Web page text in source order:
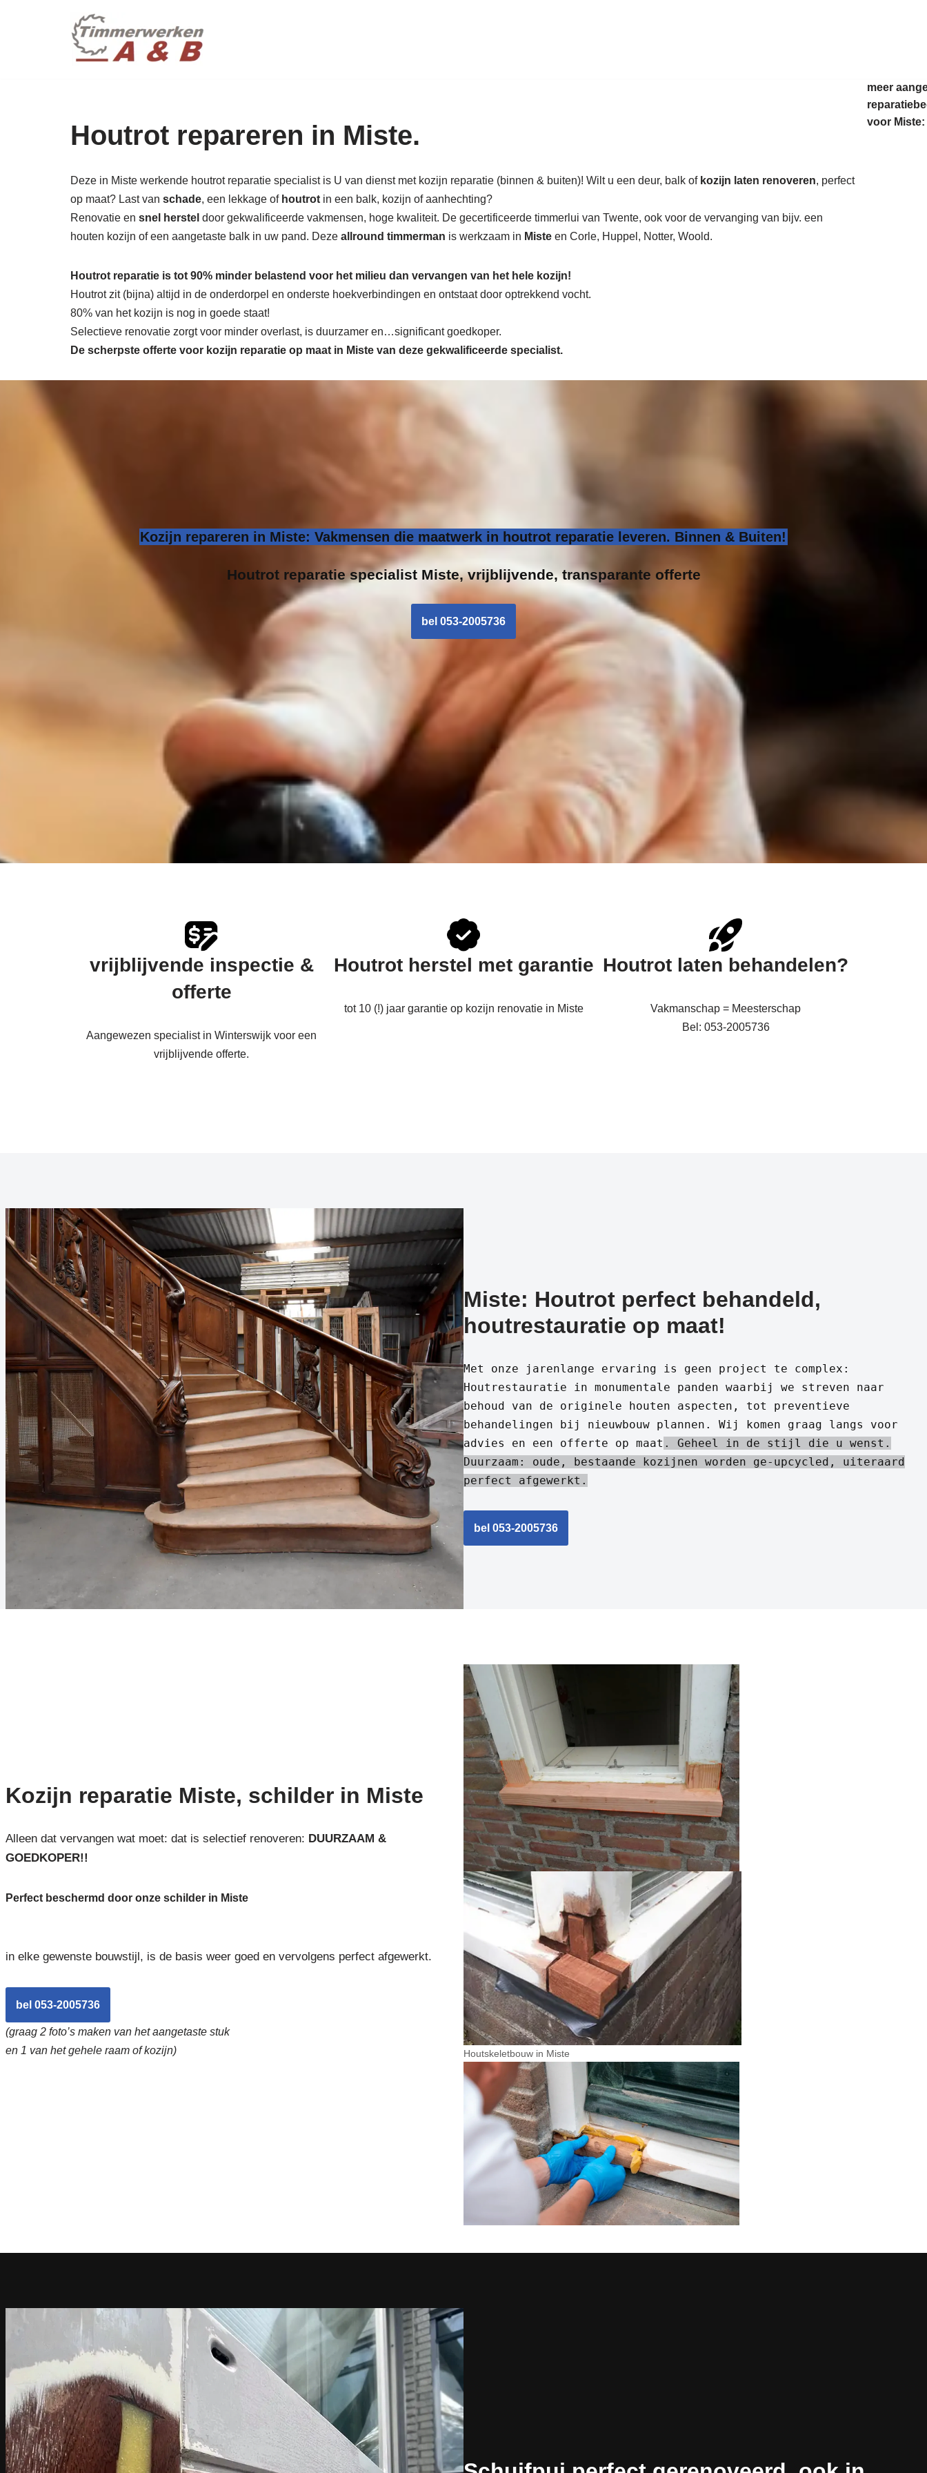
Houtrot repareren in Miste.
Deze in Miste werkende houtrot reparatie specialist is U van dienst met kozijn reparatie (binnen & buiten)! Wilt u een deur, balk of kozijn laten renoveren, perfect
op maat? Last van schade, een lekkage of houtrot in een balk, kozijn of aanhechting?
Renovatie en snel herstel door gekwalificeerde vakmensen, hoge kwaliteit. De gecertificeerde timmerlui van Twente, ook voor de vervanging van bijv. een
houten kozijn of een aangetaste balk in uw pand. Deze allround timmerman is werkzaam in Miste en Corle, Huppel, Notter, Woold.
Houtrot reparatie is tot 90% minder belastend voor het milieu dan vervangen van het hele kozijn!
Houtrot zit (bijna) altijd in de onderdorpel en onderste hoekverbindingen en ontstaat door optrekkend vocht.
80% van het kozijn is nog in goede staat!
Selectieve renovatie zorgt voor minder overlast, is duurzamer en…significant goedkoper.
De scherpste offerte voor kozijn reparatie op maat in Miste van deze gekwalificeerde specialist.
Kozijn repareren in Miste: Vakmensen die maatwerk in houtrot reparatie leveren. Binnen & Buiten!
Houtrot reparatie specialistMiste, vrijblijvende, transparante offerte
bel 053-2005736
vrijblijvende inspectie &
offerte
Aangewezen specialist in Winterswijk voor een
vrijblijvende offerte.
Houtrot herstel met garantie
tot 10 (!) jaar garantie op kozijn renovatie in Miste
Houtrot laten behandelen?
Vakmanschap = Meesterschap
Bel: 053-2005736
Miste: Houtrot perfect behandeld,
houtrestauratie op maat!
Met onze jarenlange ervaring is geen project te complex:
Houtrestauratie in monumentale panden waarbij we streven naar
behoud van de originele houten aspecten, tot preventieve
behandelingen bij nieuwbouw plannen. Wij komen graag langs voor
advies en een offerte op maat . Geheel in de stijl die u wenst.
Duurzaam: oude, bestaande kozijnen worden ge-upcycled, uiteraard
perfect afgewerkt.
bel 053-2005736
Kozijn reparatie Miste, schilder in Miste
Alleen dat vervangen wat moet: dat is selectief renoveren: DUURZAAM &
GOEDKOPER!!
Perfect beschermd door onze schilder in Miste
in elke gewenste bouwstijl, is de basis weer goed en vervolgens perfect afgewerkt.
bel 053-2005736
(graag 2 foto’s maken van het aangetaste stuk
en 1 van het gehele raam of kozijn)
Houtskeletbouw in Miste
meer
voor Miste: